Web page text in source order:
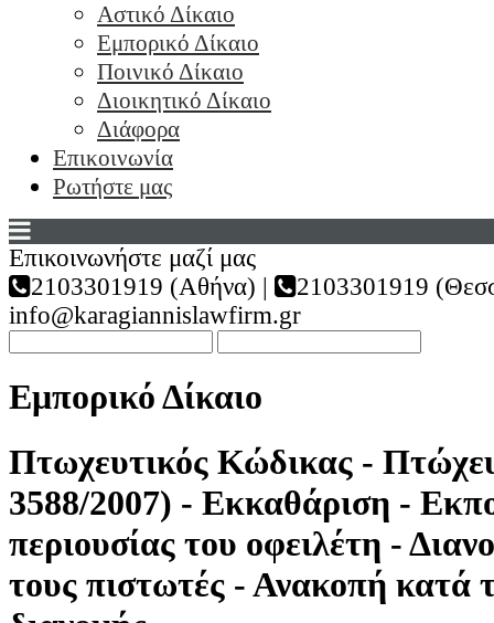
Αστικό Δίκαιο
Εμπορικό Δίκαιο
Ποινικό Δίκαιο
Διοικητικό Δίκαιο
Διάφορα
Επικοινωνία
Ρωτήστε μας
Επικοινωνήστε μαζί μας
2103301919 (Αθήνα) |
2103301919
info@karagiannislawfirm.gr
Εμπορικό Δίκαιο
Πτωχευτικός Κώδικας -
3588/2007) - Εκκαθάριση -
περιουσίας του οφειλέτη -
τους πιστωτές - Ανακοπή κατά